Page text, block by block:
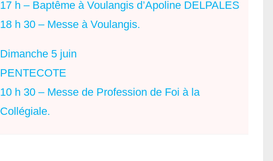
17 h – Baptême à Voulangis d’Apoline DELPALES
18 h 30 – Messe à Voulangis.
Dimanche 5 juin
PENTECOTE
10 h 30 – Messe de Profession de Foi à la
Collégiale.